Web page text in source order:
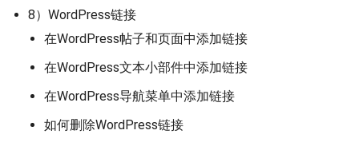
8）WordPress链接
在WordPress帖子和页面中添加链接
在WordPress文本小部件中添加链接
在WordPress导航菜单中添加链接
如何删除WordPress链接